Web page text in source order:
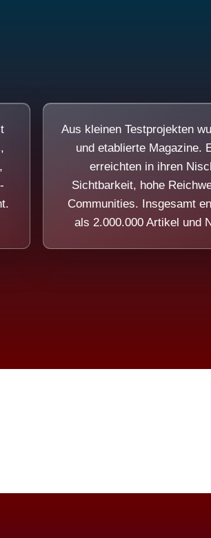
Aus kleinen Testprojekten
und etablierte Magazine.
erreichten in ihren
Sichtbarkeit, hohe
Communities. Insgesamt
als 2.000.000 Artikel und